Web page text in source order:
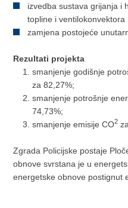
izvedba sustava grijanja i
topline i ventilokonvektora
zamjena postojeće
Rezultati projekta
smanjenje godišnje
za 82,27%;
smanjenje potrošnje
74,73%;
smanjenje emisije CO2
Zgrada Policijske postaje
obnove svrstana je u
energetske obnove postignut